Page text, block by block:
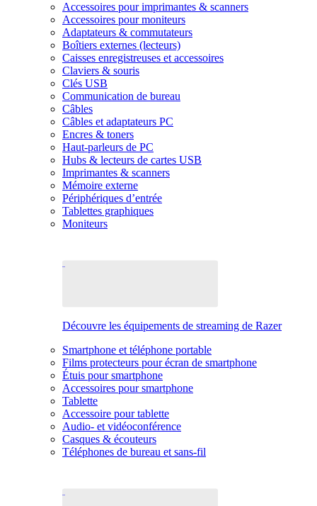
Accessoires pour imprimantes & scanners
Accessoires pour moniteurs
Adaptateurs & commutateurs
Boîtiers externes (lecteurs)
Caisses enregistreuses et accessoires
Claviers & souris
Clés USB
Communication de bureau
Câbles
Câbles et adaptateurs PC
Encres & toners
Haut-parleurs de PC
Hubs & lecteurs de cartes USB
Imprimantes & scanners
Mémoire externe
Périphériques d’entrée
Tablettes graphiques
Moniteurs
Découvre les équipements de streaming de Razer
Smartphone et téléphone portable
Films protecteurs pour écran de smartphone
Étuis pour smartphone
Accessoires pour smartphone
Tablette
Accessoire pour tablette
Audio- et vidéoconférence
Casques & écouteurs
Téléphones de bureau et sans-fil